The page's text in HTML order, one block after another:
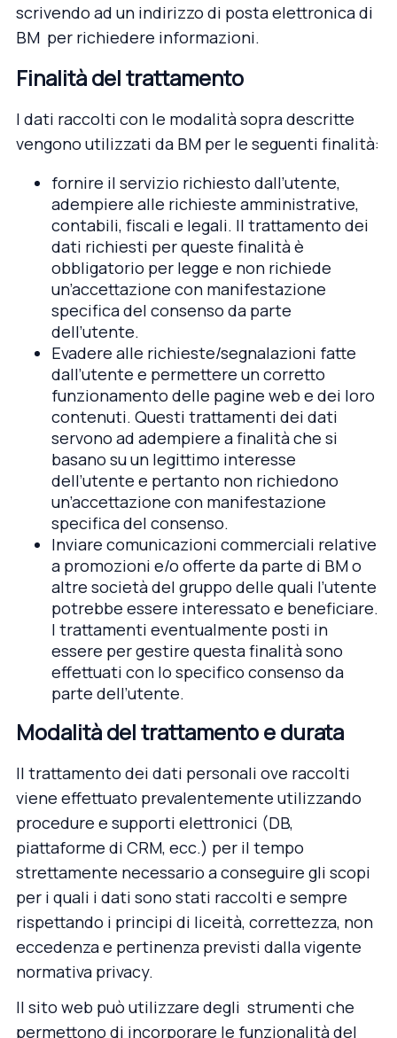
scrivendo ad un indirizzo di posta elettronica di
BM per richiedere informazioni.
Finalità del trattamento
I dati raccolti con le modalità sopra descritte
vengono utilizzati da BM per le seguenti finalità:
fornire il servizio richiesto dall’utente,
adempiere alle richieste amministrative,
contabili, fiscali e legali. Il trattamento dei
dati richiesti per queste finalità è
obbligatorio per legge e non richiede
un’accettazione con manifestazione
specifica del consenso da parte
dell’utente.
Evadere alle richieste/segnalazioni fatte
dall’utente e permettere un corretto
funzionamento delle pagine web e dei loro
contenuti. Questi trattamenti dei dati
servono ad adempiere a finalità che si
basano su un legittimo interesse
dell’utente e pertanto non richiedono
un’accettazione con manifestazione
specifica del consenso.
Inviare comunicazioni commerciali relative
a promozioni e/o offerte da parte di BM o
altre società del gruppo delle quali l’utente
potrebbe essere interessato e beneficiare.
I trattamenti eventualmente posti in
essere per gestire questa finalità sono
effettuati con lo specifico consenso da
parte dell’utente.
Modalità del trattamento e durata
Il trattamento dei dati personali ove raccolti
viene effettuato prevalentemente utilizzando
procedure e supporti elettronici (DB,
piattaforme di CRM, ecc.) per il tempo
strettamente necessario a conseguire gli scopi
per i quali i dati sono stati raccolti e sempre
rispettando i principi di liceità, correttezza, non
eccedenza e pertinenza previsti dalla vigente
normativa privacy.
Il sito web può utilizzare degli strumenti che
permettono di incorporare le funzionalità del